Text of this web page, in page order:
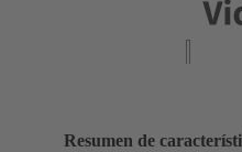
Resumen de